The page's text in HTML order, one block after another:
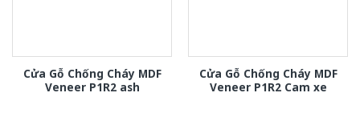
Cửa Gỗ Chống Cháy MDF
Veneer P1R2 ash
Cửa Gỗ Chống Cháy MDF
Veneer P1R2 Cam xe